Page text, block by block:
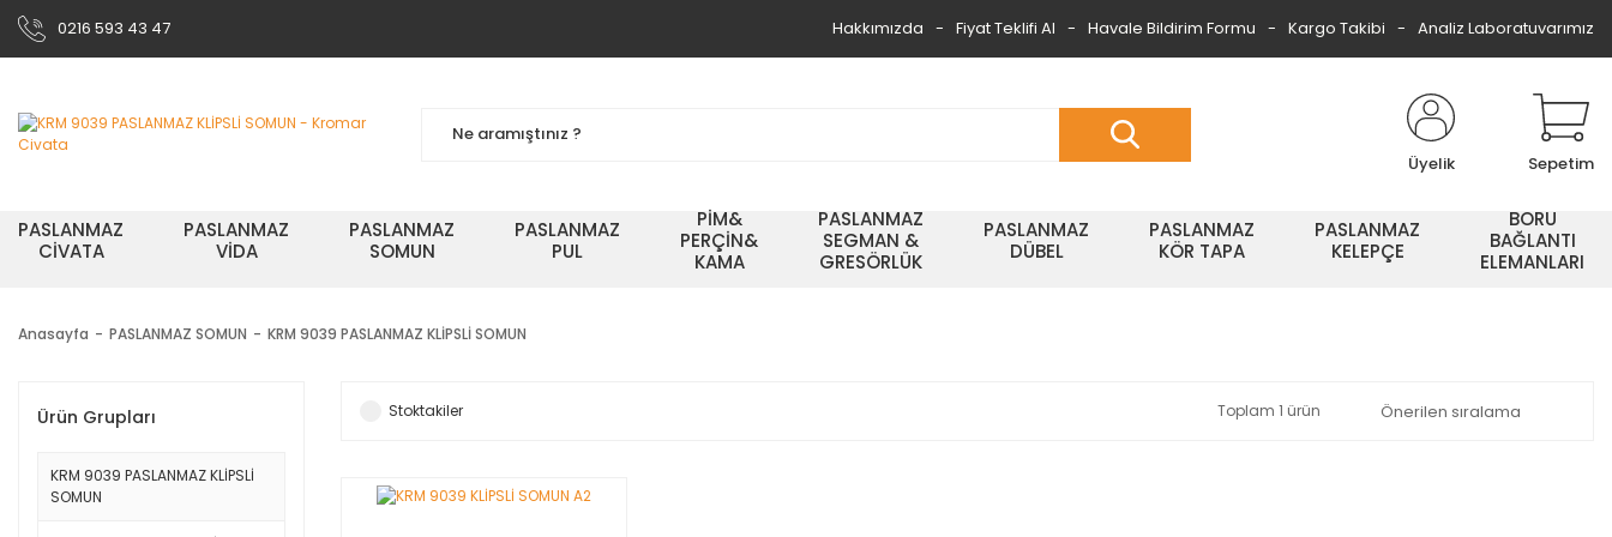
0216 593 43 47 Hakkımızda Fiyat Teklifi Al Havale Bildirim Formu Kargo Takibi Analiz Laboratuvarımız
Üyelik Sepetim
PASLANMAZ
CİVATA
PASLANMAZ
VİDA
PASLANMAZ
SOMUN
PASLANMAZ
PUL
PİM&
PERÇİN&
KAMA
PASLANMAZ
SEGMAN &
GRESÖRLÜK
PASLANMAZ
DÜBEL
PASLANMAZ
KÖR TAPA
PASLANMAZ
KELEPÇE
BORU
BAĞLANTI
ELEMANLARI
Anasayfa PASLANMAZ SOMUN KRM 9039 PASLANMAZ KLİPSLİ SOMUN
Ürün Grupları
KRM 9039 PASLANMAZ KLİPSLİ
SOMUN
Stoktakiler Toplam 1 ürün